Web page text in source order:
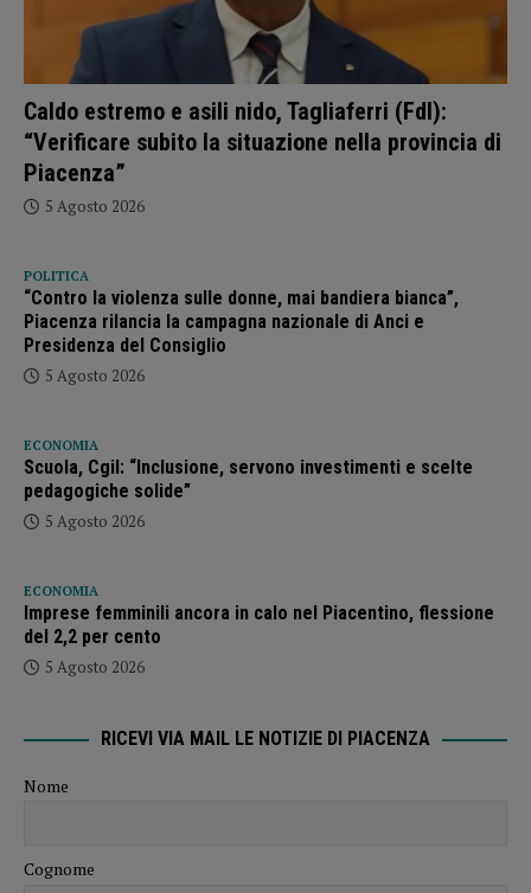
Caldo estremo e asili nido, Tagliaferri (FdI):
“Verificare subito la situazione nella provincia di
Piacenza”
5 Agosto 2026
POLITICA
“Contro la violenza sulle donne, mai bandiera bianca”,
Piacenza rilancia la campagna nazionale di Anci e
Presidenza del Consiglio
5 Agosto 2026
ECONOMIA
Scuola, Cgil: “Inclusione, servono investimenti e scelte
pedagogiche solide”
5 Agosto 2026
ECONOMIA
Imprese femminili ancora in calo nel Piacentino, flessione
del 2,2 per cento
5 Agosto 2026
RICEVI VIA MAIL LE NOTIZIE DI PIACENZA
Nome
Cognome